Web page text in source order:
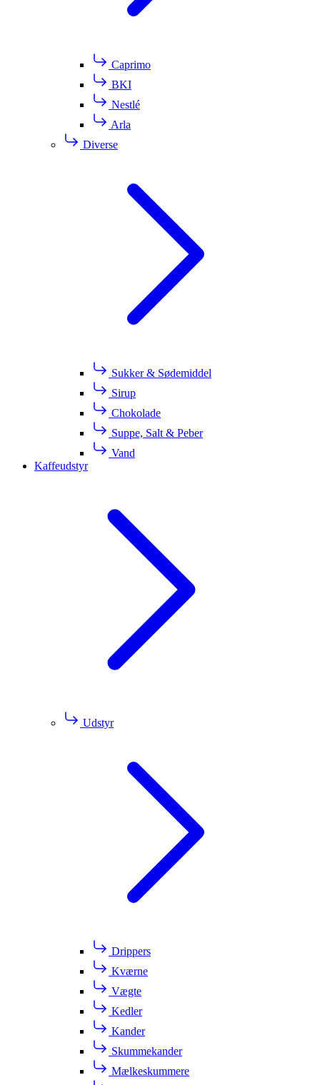
Caprimo
BKI
Nestlé
Arla
Diverse
Sukker & Sødemiddel
Sirup
Chokolade
Suppe, Salt & Peber
Vand
Kaffeudstyr
Udstyr
Drippers
Kværne
Vægte
Kedler
Kander
Skummekander
Mælkeskummere